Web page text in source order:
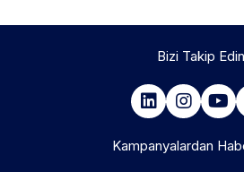
Bizi Takip Edin
Kampanyalardan